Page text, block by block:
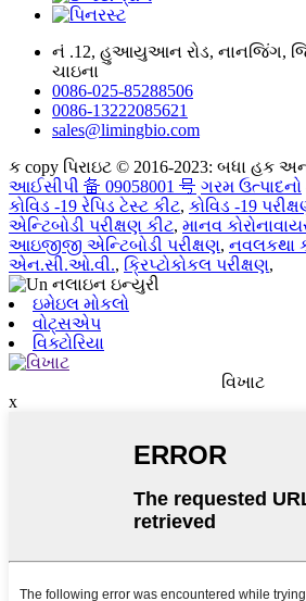
નં .12, હુઆયુઆન રોડ, નાનજિંગ,
ચાઇના
0086-025-85288506
0086-13222085621
sales@limingbio.com
ક copy પિરાઇટ © 2016-2023: બધા હક
આઈસીપી 备 09058001 号 ગરમ ઉત્પાદનો
કોવિડ -19 રેપિડ ટેસ્ટ કીટ, કોવિડ -19
એન્ટિબોડી પરીક્ષણ કીટ, માનવ
આઇજીજી એન્ટિબોડી પરીક્ષણ, નવલકથા
એન.સી.ઓ.વી., ક્રિપ્ટોકોકલ પરીક્ષણ,
ઇમેઇલ મોકલો
વોટ્સએપ
વિક્ટોરિયા
વિખાટ
x